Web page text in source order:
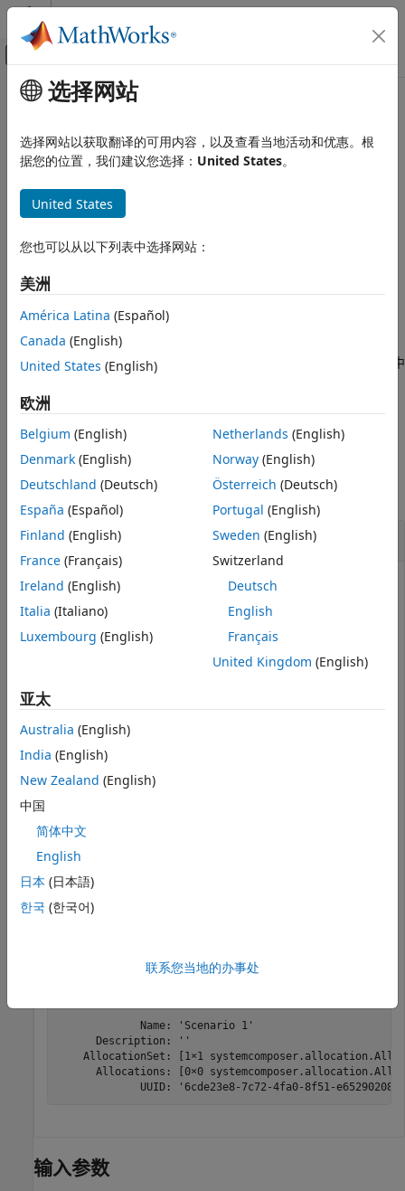
跳到内容
画布外导航菜单切换
文档主页
System Composer
模型到模型的分配
getScenario
语法
描述
输出参量
详细信息
版本历史记录
另请参阅
主要内容
本页采用了机器翻译。点击此处可查看英文原文。
getScenario
获取分配方案
语法
scenario = getScenario(allocSet,name)
说明
scenario= getScenario(
中
示例
示例
全部折叠
创建分配集并获取默认场景
创建两个新模型，每个模型有一个组件。
mSource = systemcomposer.createModel(
systemcomposer.openModel(
"Source_Model_Allocation"
sourceComp = addComponent(get(mSource,"Architecture"
targetComp = addComponent(get(mTarget,"Architecture"
创建一个名为
获取默认分配方案。
defaultScenario = getScenario(allocSet,
defaultScenario =
             Name: 'Scenario 1'
      Description: ''
AllocationSet: [1×1
Allocations: [0×0
UUID: '6cde23e8-7c72-4fa0-8f51-
输入参数
选择网站
选择网站以获取翻译的可用内容，以及查看当地活动和优惠。根
据您的位置，我们建议您选择： United States。
United States
您也可以从以下列表中选择网站：
美洲
América Latina (Español)
Canada (English)
United States (English)
欧洲
Belgium (English)
Denmark (English)
Deutschland (Deutsch)
España (Español)
Finland (English)
France (Français)
Ireland (English)
Italia (Italiano)
Luxembourg (English)
Netherlands (English)
Norway(English)
Österreich (Deutsch)
Portugal (English)
Sweden (English)
Switzerland
Deutsch
English
Français
United Kingdom (English)
亚太
Australia (English)
India (English)
New Zealand (English)
中国
简体中文
English
日本 (日本語)
한국 (한국어)
联系您当地的办事处